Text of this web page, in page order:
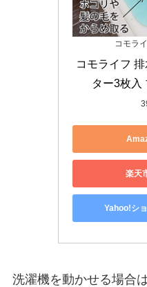
コモラ
コモライフ
ター3枚入
楽天
Yahoo!シ
洗濯機を動かせる場合